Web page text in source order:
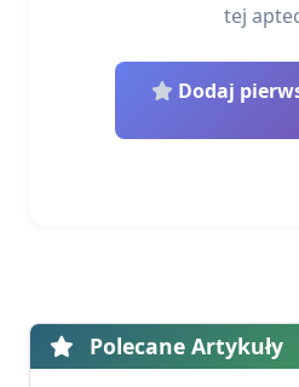
tej
Dodaj
Polecane Artykuły